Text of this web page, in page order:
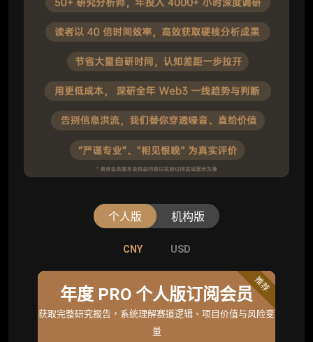
个人版 机构版
CNY USD
年度 PRO 个人版订阅会员
获取完整研究报告，系统理解赛道逻辑、项目价值与风险变
量
推荐
CNY USD
机构标准年度服务会员
获取机构级研究与基础服务
标准版